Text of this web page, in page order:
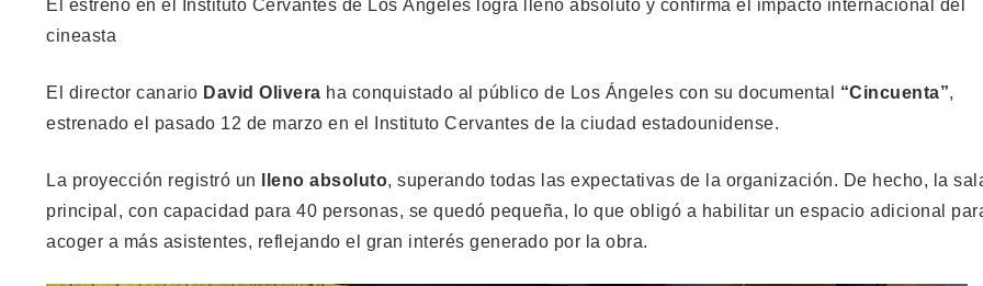
El estreno en el Instituto Cervantes de Los Ángeles logra lleno absoluto y confirma el impacto internacional del
cineasta
El director canario David Olivera ha conquistado al público de Los Ángeles con su documental “Cincuenta”,
estrenado el pasado 12 de marzo en el Instituto Cervantes de la ciudad estadounidense.
La proyección registró un lleno absoluto, superando todas las expectativas de la organización. De hecho, la
principal, con capacidad para 40 personas, se quedó pequeña, lo que obligó a habilitar un espacio adicional
acoger a más asistentes, reflejando el gran interés generado por la obra.